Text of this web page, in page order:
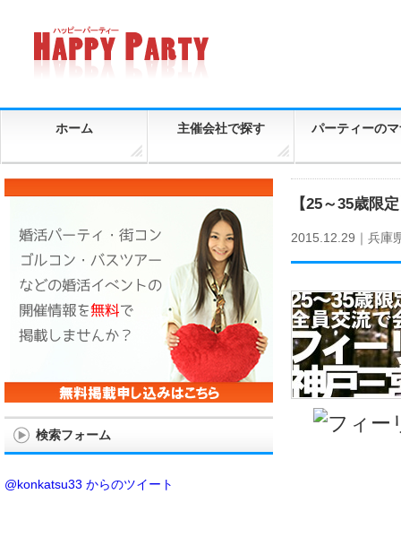
ホーム 主催会社で探す パーティーの
【25～35歳限
2015.12.29｜ 兵庫
検索フォーム
@konkatsu33 からのツイート